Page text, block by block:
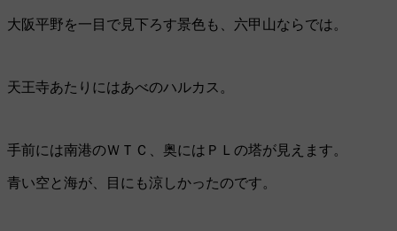
大阪平野を一目で見下ろす景色も、六甲山ならでは。
天王寺あたりにはあべのハルカス。
手前には南港のＷＴＣ、奥にはＰＬの塔が見えます。
青い空と海が、目にも涼しかったのです。